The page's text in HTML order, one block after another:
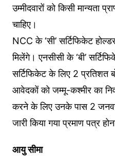
उम्मीदवारों को किसी मान्यता
चाहिए।
NCC के ‘सी’ सर्टिफिकेट
मिलेंगे। एनसीसी के ‘बी’
सर्टिफिकेट के लिए 2 प्रतिशत
आवेदकों को जम्मू-कश्मीर का
करने के लिए उनके पास 2
जारी किया गया प्रमाण पत्र
आयु सीमा